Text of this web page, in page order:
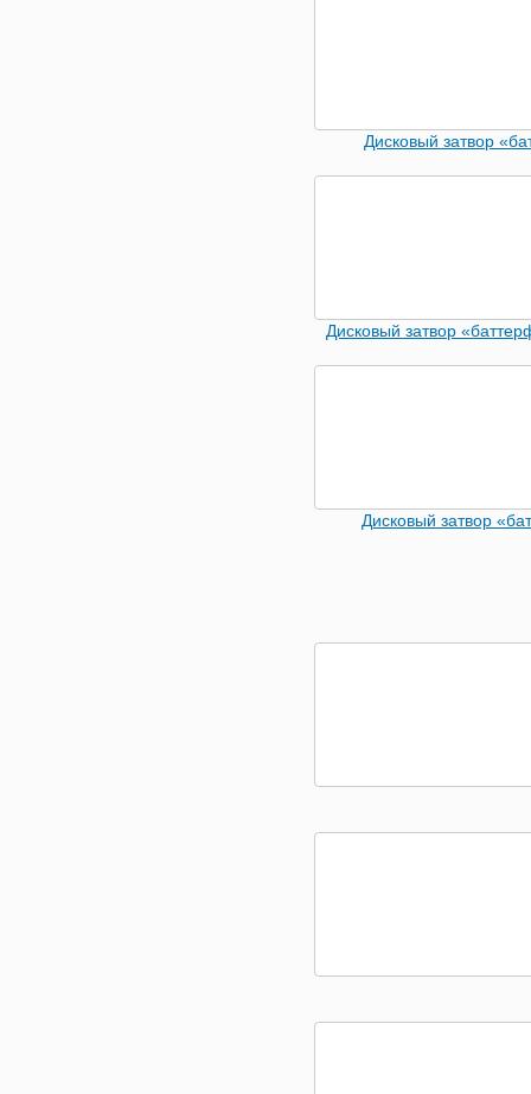
Дисковый затвор
Дисковый затвор
Дисковый затвор